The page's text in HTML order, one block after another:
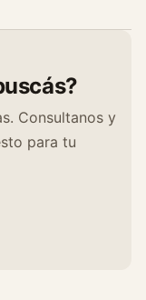
Consultanos y
para tu